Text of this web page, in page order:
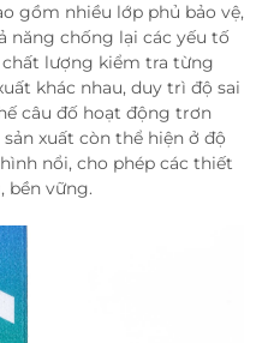
gồm nhiều lớp phủ bảo vệ,
năng chống lại các yếu tố
lượng kiểm tra từng
khác nhau, duy trì độ sai
câu đố hoạt động trơn
xuất còn thể hiện ở độ
nổi, cho phép các thiết
bền vững.